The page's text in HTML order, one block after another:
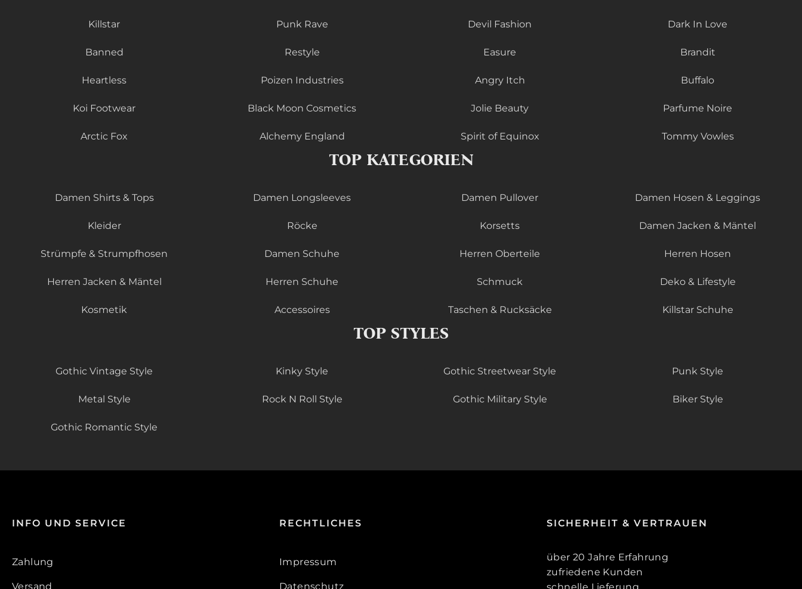
Killstar Punk Rave Devil Fashion Dark In Love
Banned Restyle Easure Brandit
Heartless Poizen Industries Angry Itch Buffalo
Koi Footwear Black Moon Cosmetics Jolie Beauty Parfume Noire
Arctic Fox Alchemy England Spirit of Equinox Tommy Vowles
TOP KATEGORIEN
Damen Shirts & Tops Damen Longsleeves Damen Pullover Damen Hosen & Leggings
Kleider Röcke Korsetts Damen Jacken & Mäntel
Strümpfe & Strumpfhosen Damen Schuhe Herren Oberteile Herren Hosen
Herren Jacken & Mäntel Herren Schuhe Schmuck Deko & Lifestyle
Kosmetik Accessoires Taschen & Rucksäcke Killstar Schuhe
TOP STYLES
Gothic Vintage Style Kinky Style Gothic Streetwear Style Punk Style
Metal Style Rock N Roll Style Gothic Military Style Biker Style
Gothic Romantic Style
INFO UND SERVICE
Zahlung
Versand
RECHTLICHES
Impressum
Datenschutz
SICHERHEIT & VERTRAUEN
über 20 Jahre Erfahrung
zufriedene Kunden